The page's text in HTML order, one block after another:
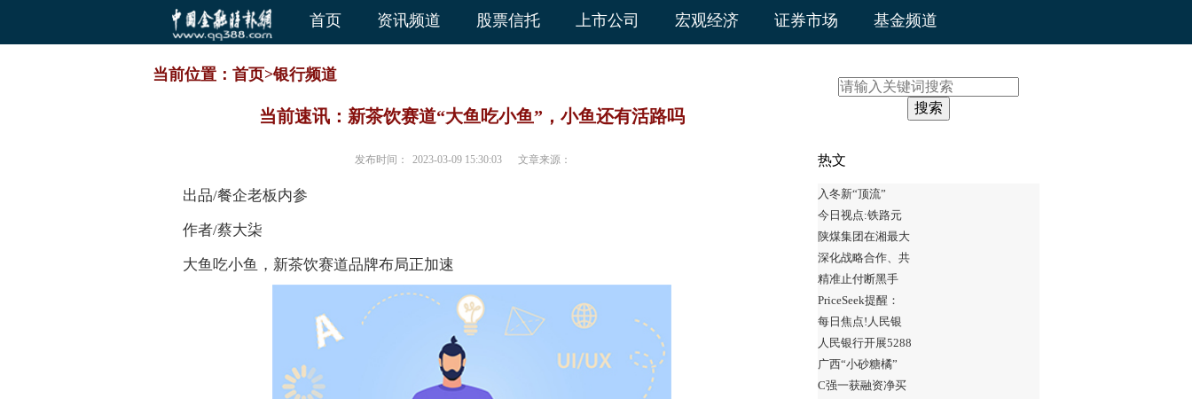
首页 资讯频道 股票信托 上市公司 宏观经济 证券市场 基金频道
当前位置： 首页>银行频道
当前速讯：新茶饮赛道“大鱼吃小鱼”，小鱼还有活路吗
发布时间： 2023-03-09 15:30:03 文章来源：
出品/餐企老板内参
作者/蔡大柒
大鱼吃小鱼，新茶饮赛道品牌布局正加速
搜索
热文
入冬新“顶流”
今日视点:铁路元
陕煤集团在湘最大
深化战略合作、共
精准止付断黑手
PriceSeek提醒：
每日焦点!人民银
人民银行开展5288
广西“小砂糖橘”
C强一获融资净买